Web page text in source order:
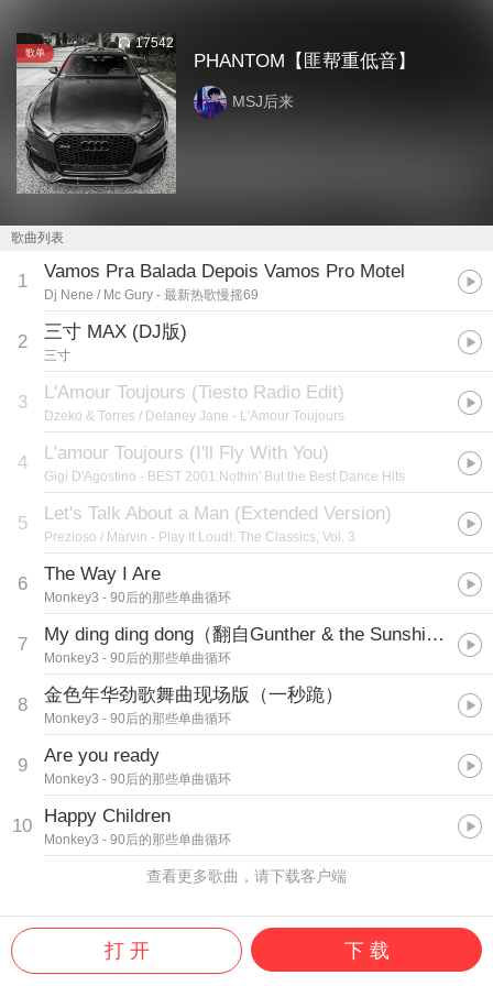
歌单
17542
PHANTOM【匪帮重低音】
MSJ后来
歌曲列表
1 Vamos Pra Balada Depois Vamos Pro Motel
Dj Nene / Mc Gury - 最新热歌慢摇69
2 三寸 MAX (DJ版)
三寸
3 L'Amour Toujours (Tiesto Radio Edit)
Dzeko & Torres / Delaney Jane - L'Amour Toujours
4 L'amour Toujours (I'll Fly With You)
Gigi D'Agostino - BEST 2001:Nothin' But the Best Dance Hits
5 Let's Talk About a Man (Extended Version)
Prezioso / Marvin - Play It Loud!: The Classics, Vol. 3
6 The Way I Are
Monkey3 - 90后的那些单曲循环
7 My ding ding dong（翻自Gunther & the Sunshine Girls）
Monkey3 - 90后的那些单曲循环
8 金色年华劲歌舞曲现场版（一秒跪）
Monkey3 - 90后的那些单曲循环
9 Are you ready
Monkey3 - 90后的那些单曲循环
10 Happy Children
Monkey3 - 90后的那些单曲循环
查看更多歌曲，请下载客户端
打 开 下 载